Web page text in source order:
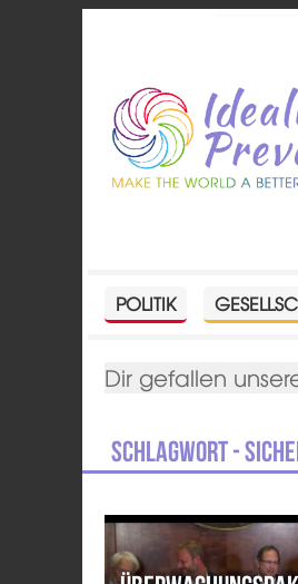
POLITIK
Dir gefallen
Schlagwort -